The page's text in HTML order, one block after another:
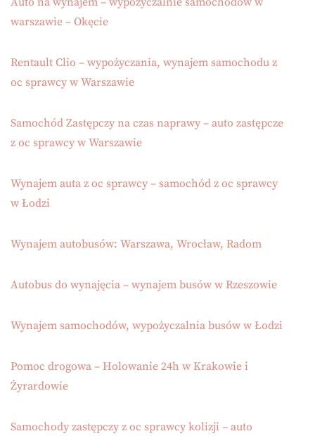
warszawie – Okęcie
Rentault Clio – wypożyczania, wynajem samochodu z
oc sprawcy w Warszawie
Samochód Zastępczy na czas naprawy – auto zastępcze
z oc sprawcy w Warszawie
Wynajem auta z oc sprawcy – samochód z oc sprawcy
w Łodzi
Wynajem autobusów: Warszawa, Wrocław, Radom
Autobus do wynajęcia – wynajem busów w Rzeszowie
Wynajem samochodów, wypożyczalnia busów w Łodzi
Pomoc drogowa – Holowanie 24h w Krakowie i
Żyrardowie
Samochody zastępczy z oc sprawcy kolizji – auto